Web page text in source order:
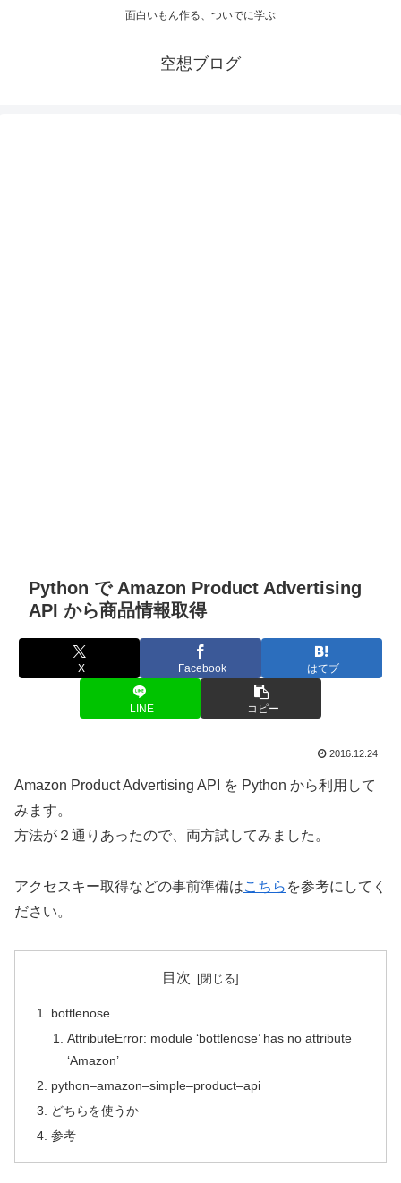
面白いもん作る、ついでに学ぶ
空想ブログ
Python で Amazon Product Advertising
API から商品情報取得
X Facebook はてブ
LINE コピー
2016.12.24
Amazon Product Advertising API を Python から利用して
みます。
方法が２通りあったので、両方試してみました。
アクセスキー取得などの事前準備はこちら を参考にしてく
ださい。
目次
bottlenose
AttributeError: module ‘bottlenose’ has no attribute
‘Amazon’
python–amazon–simple–product–api
どちらを使うか
参考